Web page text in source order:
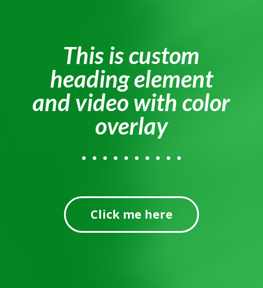
This is custom
heading element
and video with color
overlay
Click me here